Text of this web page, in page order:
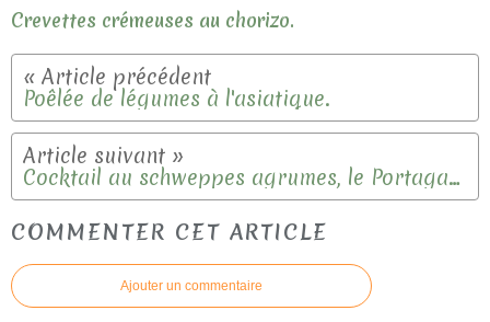
Crevettes crémeuses au chorizo.
Poêlée de légumes à l'asiatique.
Cocktail au schweppes agrumes, le Portagayola.
COMMENTER CET ARTICLE
Ajouter un commentaire